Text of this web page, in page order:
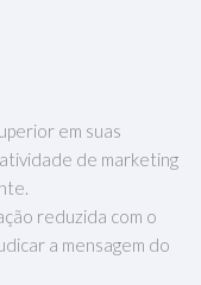
em suas
de marketing
reduzida com o
a mensagem do